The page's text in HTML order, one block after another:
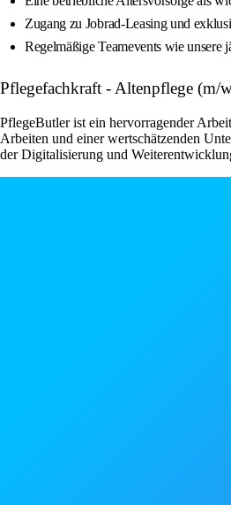
Zugang zu Jobrad-Leasing und
Regelmäßige Teamevents wie unsere
Pflegefachkraft - Altenpflege (m/
PflegeButler ist ein hervorragender
Arbeiten und einer wertschätzenden
der Digitalisierung und